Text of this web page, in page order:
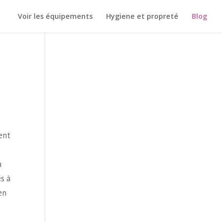
Voir les équipements Hygiene et propreté Blog
à